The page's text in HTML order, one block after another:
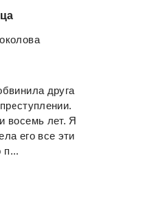
Смотреть
друга
восемь лет. Я
его все эти
п...